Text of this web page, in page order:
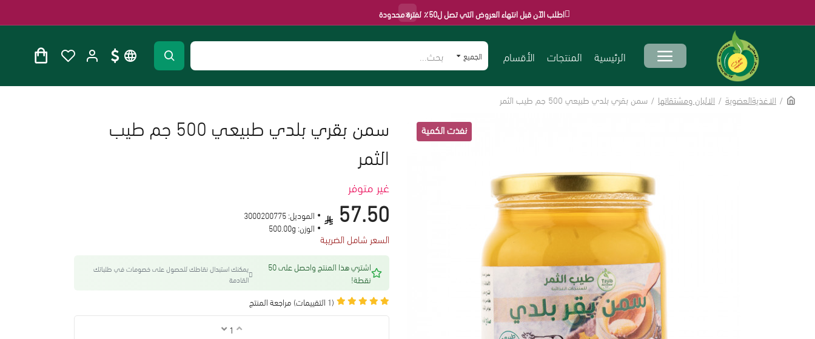
اطلب الآن قبل انتهاء العروض التي تصل ل50٪ لفترة محدودة ×
الرئيسية المنتجات الأقسام الجميع
الرئيسية
الاغذيةالعضوية الالبان ومشتقاتها سمن بقري بلدي طبيعي 500 جم طيب الثمر
غير متوفر
سمن بقري بلدي طبيعي 500 جم طيب
الثمر
(1 التقييمات) مراجعة المنتج
57.50
السعر شامل الضريبة
الموديل:3000200775
الوزن: 500.00g
اشتري هذا المنتج واحصل على 50
نقطة!
يمكنك استبدال نقاطك للحصول على خصومات في طلباتك
القادمة